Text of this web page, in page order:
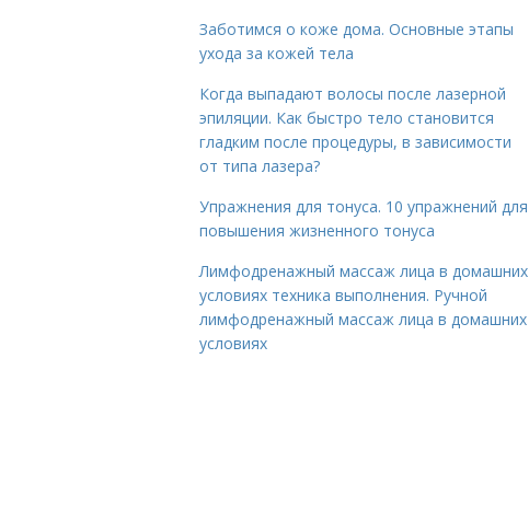
Заботимся о коже дома. Основные этапы
ухода за кожей тела
Когда выпадают волосы после лазерной
эпиляции. Как быстро тело становится
гладким после процедуры, в зависимости
от типа лазера?
Упражнения для тонуса. 10 упражнений для
повышения жизненного тонуса
Лимфодренажный массаж лица в домашних
условиях техника выполнения. Ручной
лимфодренажный массаж лица в домашних
условиях